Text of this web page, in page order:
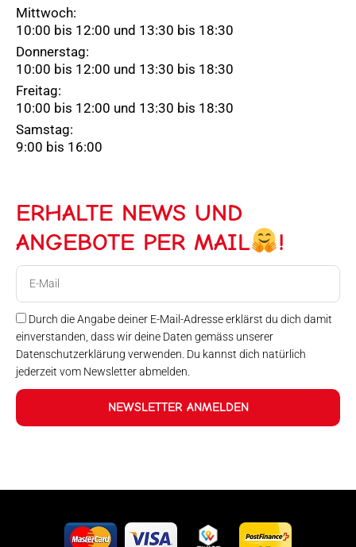
Mittwoch:
10:00 bis 12:00 und 13:30 bis 18:30
Donnerstag:
10:00 bis 12:00 und 13:30 bis 18:30
Freitag:
10:00 bis 12:00 und 13:30 bis 18:30
Samstag:
9:00 bis 16:00
ERHALTE NEWS UND
ANGEBOTE PER MAIL
!
Durch die Angabe deiner E-Mail-Adresse erklärst du dich damit
einverstanden, dass wir deine Daten gemäss unserer
Datenschutzerklärung verwenden. Du kannst dich natürlich
jederzeit vom Newsletter abmelden.
NEWSLETTER ANMELDEN